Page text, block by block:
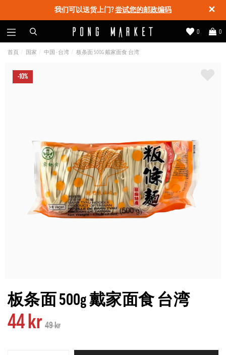
✕
我们可以送货上门?尝试您的邮政编码
0
0
首頁 国家 中国 - 台湾 板条面 500G 戴家面食 台湾
-10%
板条面 500g 戴家面食 台湾
44 kr 49 kr